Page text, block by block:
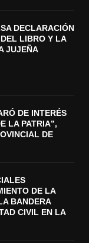
DECLARACIÓN
LIBRO Y LA
JUJEÑA
DE INTERÉS
LA PATRIA”,
DE
DE LA
BANDERA
CIVIL EN LA